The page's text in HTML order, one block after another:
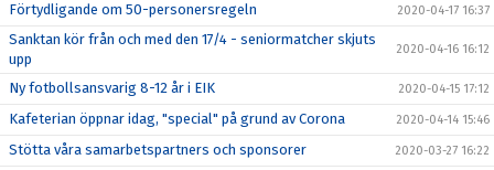
Förtydligande om 50-personersregeln 2020-04-17 16:37
Sanktan kör från och med den 17/4 - seniormatcher skjuts
upp
2020-04-16 16:12
Ny fotbollsansvarig 8-12 år i EIK 2020-04-15 17:12
Kafeterian öppnar idag, "special" på grund av Corona 2020-04-14 15:46
Stötta våra samarbetspartners och sponsorer 2020-03-27 16:22